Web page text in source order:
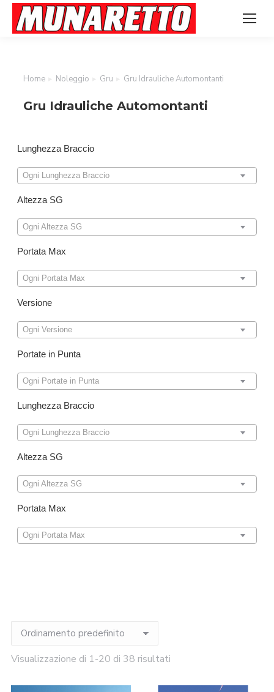
Gru Idrauliche Automontanti
Tu sei qui:
Home Noleggio Gru Gru Idrauliche Automontanti
Lunghezza Braccio
Ogni Lunghezza Braccio
Altezza SG
Ogni Altezza SG
Portata Max
Ogni Portata Max
Versione
Ogni Versione
Portate in Punta
Ogni Portate in Punta
Lunghezza Braccio
Ogni Lunghezza Braccio
Altezza SG
Ogni Altezza SG
Portata Max
Ogni Portata Max
Visualizzazione di 1-20 di 38 risultati